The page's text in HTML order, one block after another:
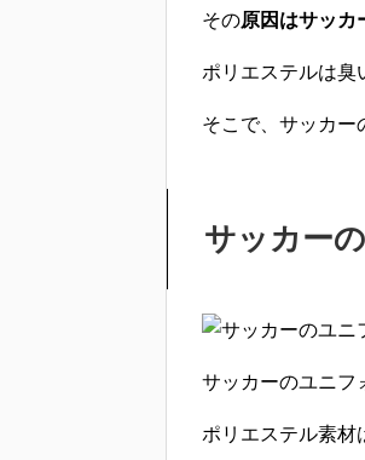
a
a
iその原因はサッカ
ポリエステルは臭
そこで、 サッカー
サッカー
サッカーのユニフ
ポリエステル素材